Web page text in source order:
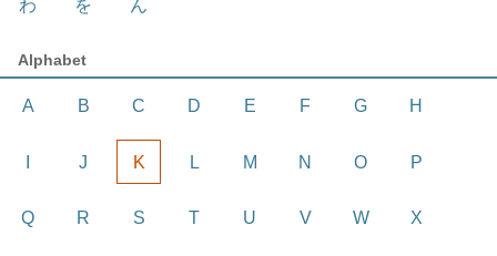
わ を ん
Alphabet
A B C D E F G H
J K L M N O P
Q R S T U V W X